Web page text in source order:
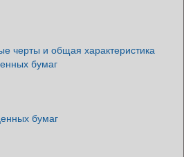
черты и общая характеристика
бумаг
бумаг